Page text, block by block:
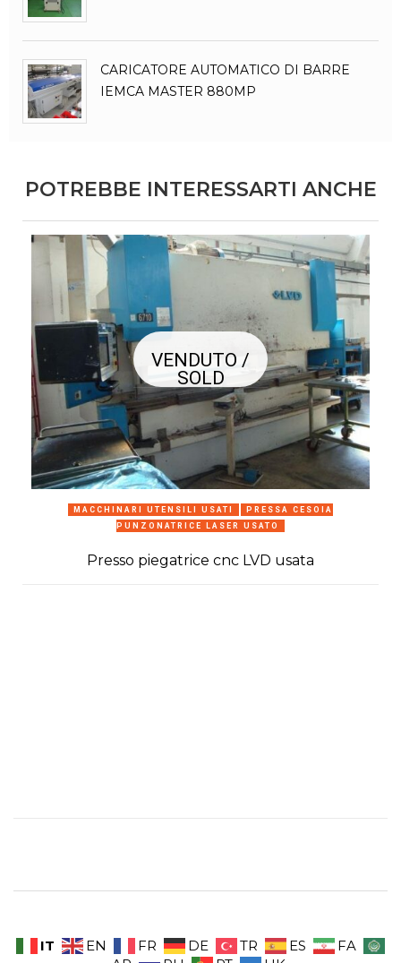
CARICATORE AUTOMATICO DI BARRE
IEMCA MASTER 880MP
POTREBBE INTERESSARTI ANCHE
VENDUTO /
SOLD
MACCHINARI UTENSILI USATI
PRESSA CESOIA
PUNZONATRICE LASER USATO
Presso piegatrice cnc LVD usata
IT EN FR DE TR ES
FA